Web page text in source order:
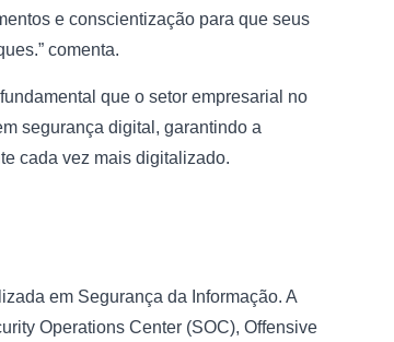
e conscientização para que seus
comenta.
que o setor empresarial no
segurança digital, garantindo a
cada vez mais digitalizado.
em Segurança da Informação. A
Operations Center (SOC), Offensive